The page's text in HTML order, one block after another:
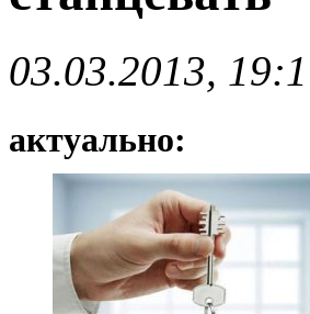
03.03.2013,
актуально: